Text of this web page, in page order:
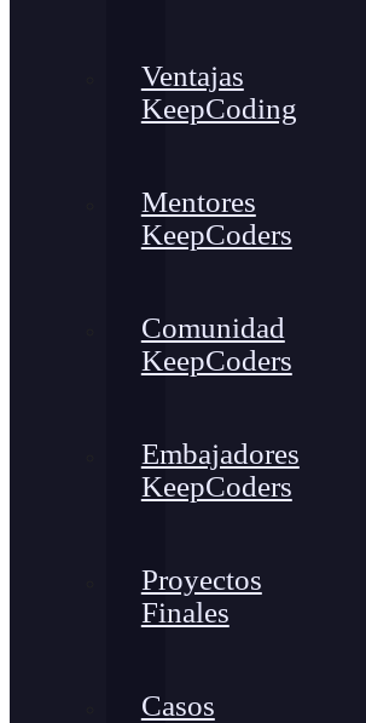
Ventajas
KeepCoding
Mentores
KeepCoders
Comunidad
KeepCoders
Embajadores
KeepCoders
Proyectos
Finales
Casos